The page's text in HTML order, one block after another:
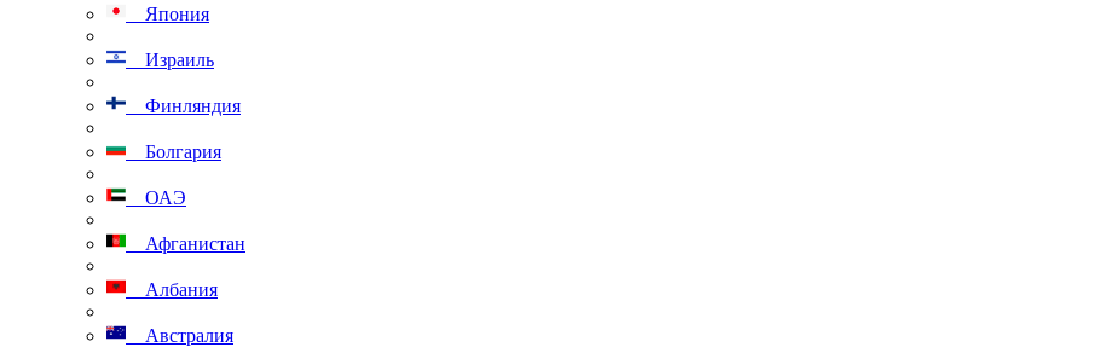
Япония
Израиль
Финляндия
Болгария
ОАЭ
Афганистан
Албания
Австралия